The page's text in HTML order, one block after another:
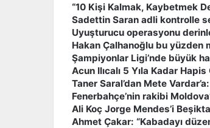
“10 Kişi Kalmak, Kaybetmek
Sadettin Saran adli kontrolle
Uyuşturucu operasyonu
Hakan Çalhanoğlu bu yüzden
Şampiyonlar Ligi’nde büyük
Acun Ilıcalı 5 Yıla Kadar
Taner Saral’dan Mete
Fenerbahçe’nin rakibi
Ali Koç Jorge Mendes’i
Ahmet Çakar: “Kabadayı